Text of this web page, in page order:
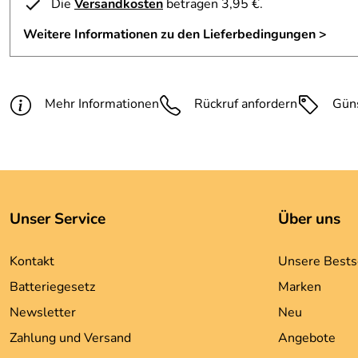
Die Versandkosten betragen 3,95 €.
Weitere Informationen zu den Lieferbedingungen >
Mehr Informationen Rückruf anfordern
Unser Service
Kontakt
Batteriegesetz
Newsletter
Zahlung und Versand
Über uns
Unsere
Marken
Neu
Angebote